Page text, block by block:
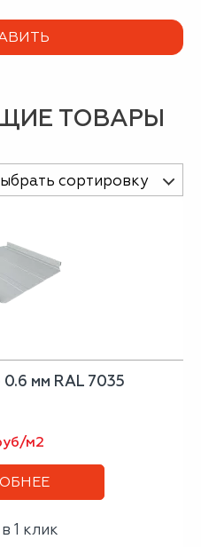
ТОВАРЫ
сортировку
мм RAL 7035
м2
1 клик